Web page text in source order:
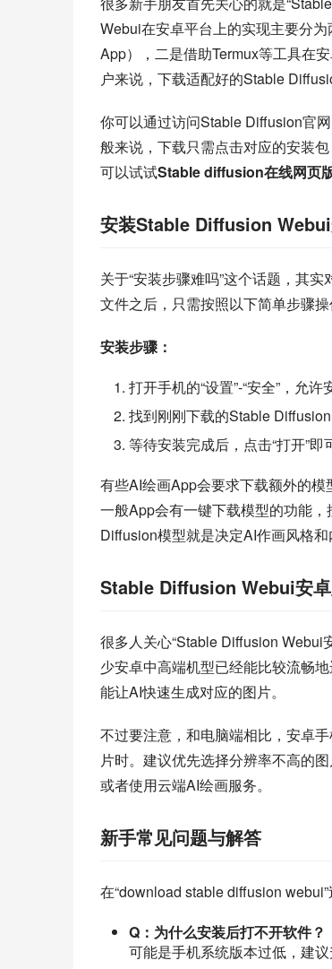
Webui在安卓平台上的实现主要分
App），二是借助Termux等工具在
户来说，下载适配好的Stable
你可以通过访问Stable Diffusion官
般来说，下载只需点击对应的安装
可以试试Stable diffusion在线网页
安装Stable Diffusion Webui
关于“安装步骤难吗”这个话题，其
文件之后，只需按照以下简单步骤操
安装步骤：
打开手机的“设置”-“安全”，允许
找到刚刚下载的Stable
等待安装完成后，点击“打开”即
有些AI绘画App会要求下载额外的模
一般App会有一键下载模型的功能
Diffusion模型就是决定AI作画风格和
Stable Diffusion Webui安卓
很多人关心“Stable Diffusion Webui
少安卓中高端机型已经能比较流畅
能让AI快速生成对应的图片。
不过要注意，和电脑端相比，安卓
片时。建议优先选择分辨率不高的
或者使用云端AI绘画服务。
新手常见问题与解答
在“download stable diffusion
Q：为什么安装后打不开软件？
可能是手机系统版本过低，建议